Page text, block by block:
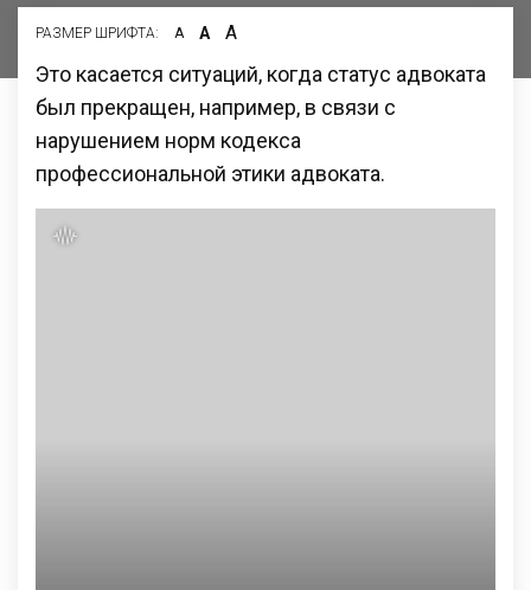
РАЗМЕР ШРИФТА: А А А
Это касается ситуаций, когда статус адвоката
был прекращен, например, в связи с
нарушением норм кодекса
профессиональной этики адвоката.